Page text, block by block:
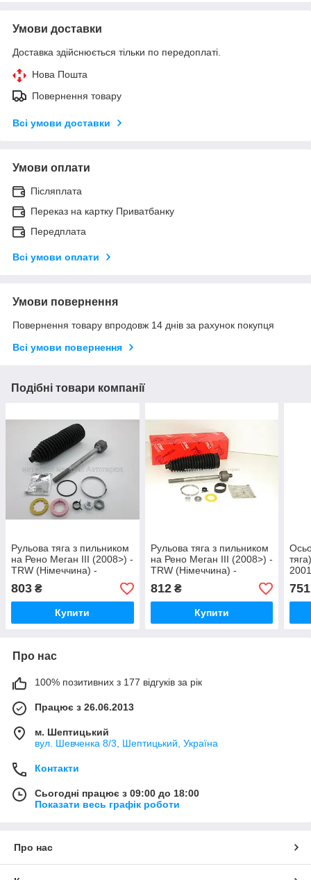
Умови доставки
Доставка здійснюється тільки по передоплаті.
Нова Пошта
Повернення товару
Всі умови доставки
Умови оплати
Післяплата
Переказ на картку Приватбанку
Передплата
Всі умови оплати
Умови повернення
Повернення товару впродовж 14 днів за рахунок покупця
Всі умови повернення
Подібні товари компанії
Рульова тяга з пильником
на Рено Меган III (2008>) -
TRW (Німеччина) -
803 ₴
Купити
Рульова тяга з пильником
на Рено Меган III (2008>) -
TRW (Німеччина) -
812₴
Купити
751
Про нас
100% позитивних з 177 відгуків за рік
Працює з 26.06.2013
м. Шептицький
вул. Шевченка 8/3, Шептицький, Україна
Контакти
Сьогодні працює з 09:00 до 18:00
Показати весь графік роботи
Про нас